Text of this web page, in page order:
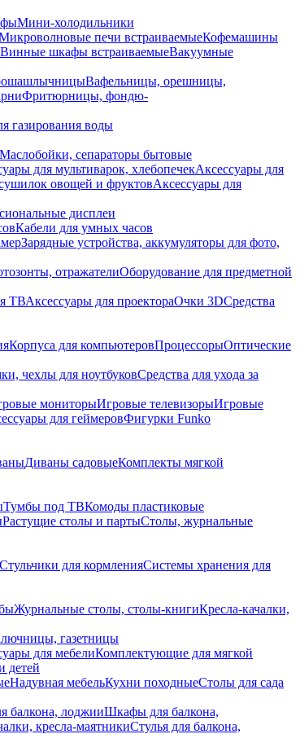
Мини-холодильники
печи встраиваемыеКофемашины
Винные шкафы встраиваемыеВакуумные
Вафельницы, орешницы,
Фритюрницы, фондю-
газирования воды
Маслобойки, сепараторы бытовые
для мультиварок, хлебопечекАксессуары для
овощей и фруктовАксессуары для
дисплеи
Кабели для умных часов
Зарядные устройства, аккумуляторы для фото,
отражателиОборудование для предметной
ТВАксессуары для проектораОчки 3DСредства
Корпуса для компьютеровПроцессорыОптические
чехлы для ноутбуковСредства для ухода за
мониторыИгровые телевизорыИгровые
для геймеровФигурки Funko
Диваны садовыеКомплекты мягкой
Тумбы под ТВКомоды пластиковые
Растущие столы и партыСтолы, журнальные
Стульчики для кормленияСистемы хранения для
Журнальные столы, столы-книгиКресла-качалки,
газетницы
для мебелиКомплектующие для мягкой
детей
Надувная мебельКухни походныеСтолы для сада
балкона, лоджииШкафы для балкона,
кресла-маятникиСтулья для балкона,